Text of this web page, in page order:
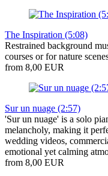
The Inspiration (5:08)
Restrained background
courses or for nature
from 8,00 EUR
Sur un nuage (2:57)
'Sur un nuage' is a solo
melancholy, making it
wedding videos,
emotional yet calming
from 8,00 EUR